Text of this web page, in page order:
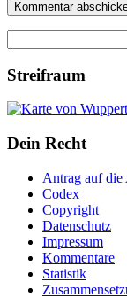
nach:
Streifraum
Dein Recht
Antrag auf die
Codex
Copyright
Datenschutz
Impressum
Kommentare
Statistik